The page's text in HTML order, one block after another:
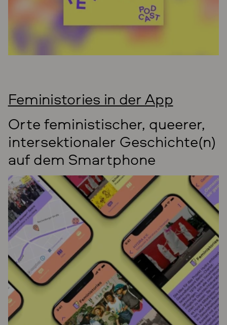
Feministories in der App
Orte feministischer, queerer,
intersektionaler Geschichte(n)
auf dem Smartphone